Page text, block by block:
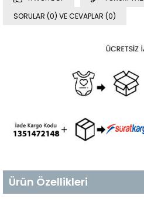
SORULAR (0) VE CEVAPLAR (0)
Ürün Özellikleri